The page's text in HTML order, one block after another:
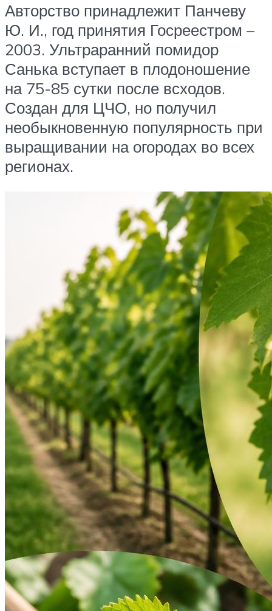
Авторство принадлежит Панчеву
Ю. И., год принятия Госреестром –
2003. Ультраранний помидор
Санька вступает в плодоношение
на 75-85 сутки после всходов.
Создан для ЦЧО, но получил
необыкновенную популярность при
выращивании на огородах во всех
регионах.